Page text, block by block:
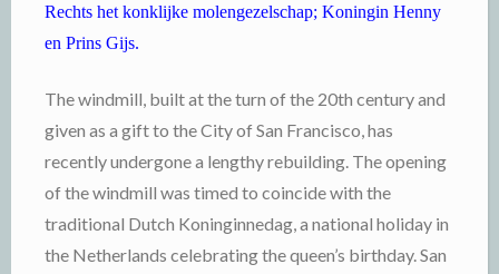
Rechts het konklijke molengezelschap; Koningin Henny
en Prins Gijs.
The windmill, built at the turn of the 20th century and
given as a gift to the City of San Francisco, has
recently undergone a lengthy rebuilding. The opening
of the windmill was timed to coincide with the
traditional Dutch Koninginnedag, a national holiday in
the Netherlands celebrating the queen’s birthday.San